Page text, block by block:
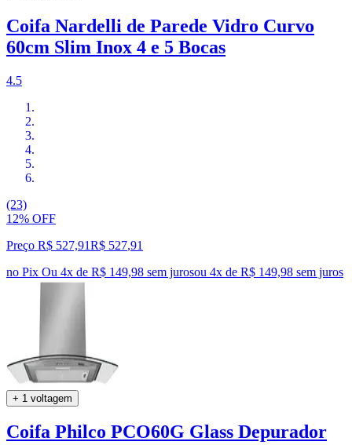
Coifa Nardelli de Parede Vidro Curvo
60cm Slim Inox 4 e 5 Bocas
4.5
(23)
12% OFF
Preço R$ 527,91R$ 527,91
no Pix Ou 4x de R$ 149,98 sem jurosou 4x de R$ 149,98 sem juros
+ 1 voltagem
Coifa Philco PCO60G Glass Depurador